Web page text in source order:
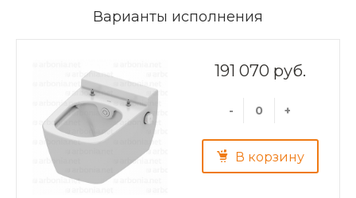
Варианты исполнения
191 070 руб.
- +
В корзину